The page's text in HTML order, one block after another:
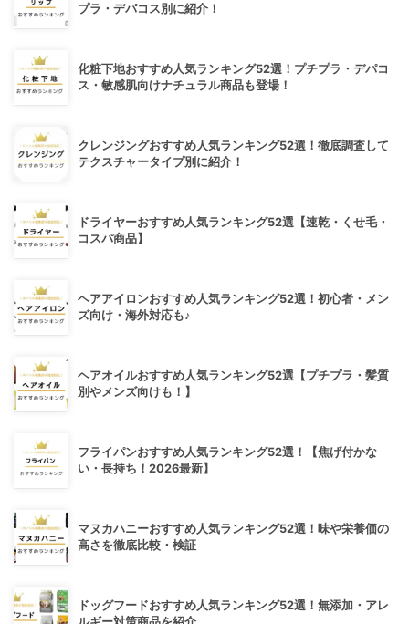
プラ・デパコス別に紹介！
化粧下地おすすめ人気ランキング52選！プチプラ・デパコ
ス・敏感肌向けナチュラル商品も登場！
クレンジングおすすめ人気ランキング52選！徹底調査して
テクスチャータイプ別に紹介！
ドライヤーおすすめ人気ランキング52選【速乾・くせ毛・
コスパ商品】
ヘアアイロンおすすめ人気ランキング52選！初心者・メン
ズ向け・海外対応も♪
ヘアオイルおすすめ人気ランキング52選【プチプラ・髪質
別やメンズ向けも！】
フライパンおすすめ人気ランキング52選！【焦げ付かな
い・長持ち！2026最新】
マヌカハニーおすすめ人気ランキング52選！味や栄養価の
高さを徹底比較・検証
ドッグフードおすすめ人気ランキング52選！無添加・アレ